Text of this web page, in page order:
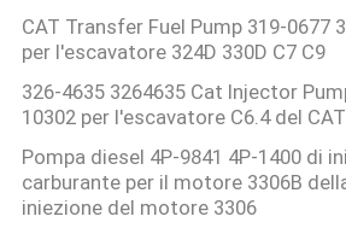
POLITICA
SULLA
PRIVACY
CAT Transfer Fuel Pump 319-0677
per l'escavatore 324D 330D C7 C9
326-4635 3264635 Cat Injector
10302 per l'escavatore C6.4 del
Pompa diesel 4P-9841 4P-1400 di
carburante per il motore 3306B
iniezione del motore 3306